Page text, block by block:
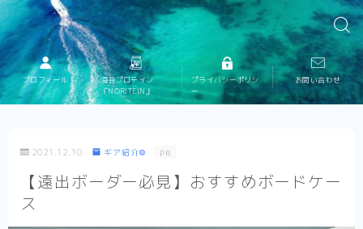
プロフィール
海苔プロテイン
『NORITEIN』
プライバシーポリシ
ー
お問い合わせ
2021.12.10 ギア紹介⚙ PR
【遠出ボーダー必見】おすすめボードケー
ス